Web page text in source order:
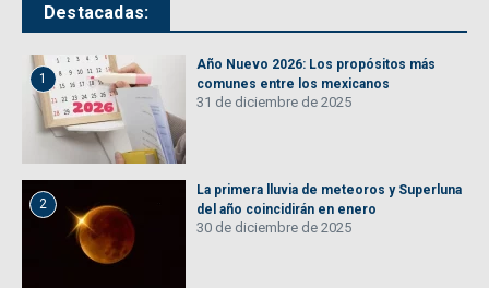
Destacadas:
1
Año Nuevo 2026: Los propósitos más
comunes entre los mexicanos
31 de diciembre de 2025
2
La primera lluvia de meteoros y Superluna
del año coincidirán en enero
30 de diciembre de 2025